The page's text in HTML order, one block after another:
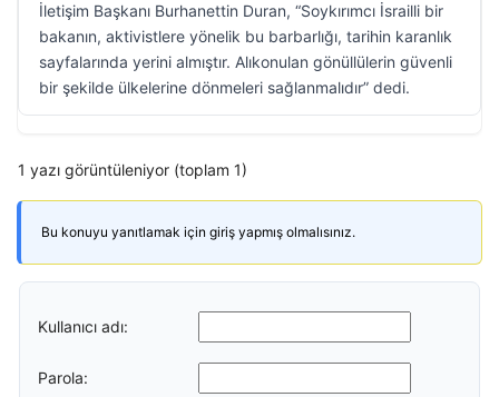
İletişim Başkanı Burhanettin Duran, “Soykırımcı İsrailli bir
bakanın, aktivistlere yönelik bu barbarlığı, tarihin karanlık
sayfalarında yerini almıştır. Alıkonulan gönüllülerin güvenli
bir şekilde ülkelerine dönmeleri sağlanmalıdır” dedi.
1 yazı görüntüleniyor (toplam 1)
Bu konuyu yanıtlamak için giriş yapmış olmalısınız.
Kullanıcı adı:
Parola: